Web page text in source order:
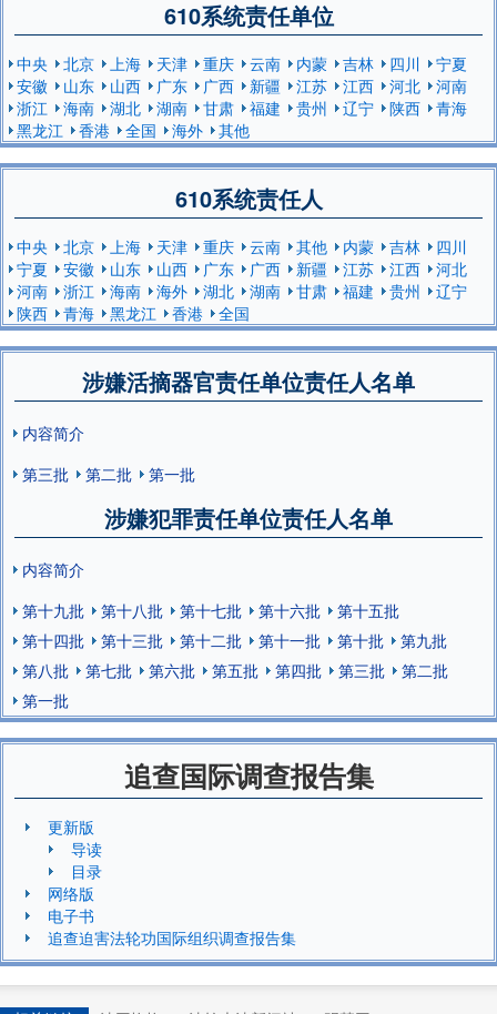
610系统责任单位
中央 北京 上海 天津 重庆 云南 内蒙 吉林 四川
宁夏
安徽
山东 山西 广东 广西 新疆 江苏 江西 河北
河南
浙江
海南 湖北 湖南 甘肃 福建 贵州 辽宁 陕西
青海
黑龙江
香港 全国 海外 其他
610系统责任人
中央 北京 上海 天津 重庆 云南 其他 内蒙 吉林
四川
宁夏
安徽 山东 山西 广东 广西 新疆 江苏 江西
河北
河南
浙江 海南 海外 湖北 湖南 甘肃 福建 贵州
辽宁
陕西
青海 黑龙江 香港 全国
涉嫌活摘器官责任单位责任人名单
内容简介
第三批
第二批 第一批
涉嫌犯罪责任单位责任人名单
内容简介
第十九批
第十八批 第十七批 第十六批
第十五批
第十四批
第十三批 第十二批 第十一批 第十批
第九批
第八批
第七批 第六批 第五批 第四批 第三批
第二批
第一批
追查国际调查报告集
更新版
导读
目录
网络版
电子书
追查迫害法轮功国际组织调查报告集